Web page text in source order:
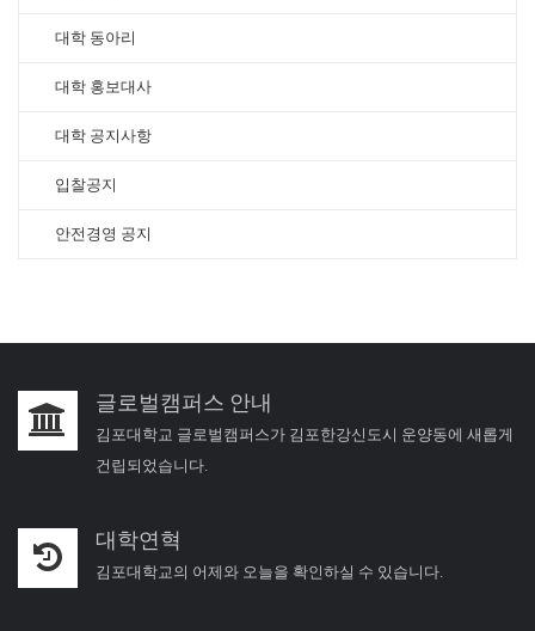
대학 동아리
대학 홍보대사
대학 공지사항
입찰공지
안전경영 공지
글로벌캠퍼스 안내
김포대학교 글로벌캠퍼스가 김포한강신도시 운양동에 새롭게
건립되었습니다.
대학연혁
김포대학교의 어제와 오늘을 확인하실 수 있습니다.